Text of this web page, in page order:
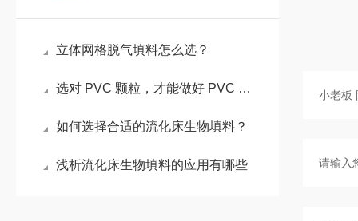
立体网格脱气填料怎么选？
选对 PVC 颗粒，才能做好 PVC 管件！
如何选择合适的流化床生物填料？
浅析流化床生物填料的应用有哪些